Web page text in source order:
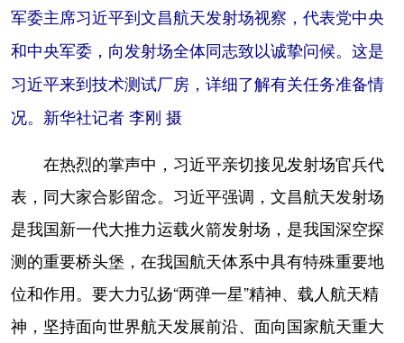
军委主席习近平到文昌航天发射场视察，代表党中央
和中央军委，向发射场全体同志致以诚挚问候。这是
习近平来到技术测试厂房，详细了解有关任务准备情
况。新华社记者 李刚 摄
在热烈的掌声中，习近平亲切接见发射场官兵代
表，同大家合影留念。习近平强调，文昌航天发射场
是我国新一代大推力运载火箭发射场，是我国深空探
测的重要桥头堡，在我国航天体系中具有特殊重要地
位和作用。要大力弘扬“两弹一星”精神、载人航天精
神，坚持面向世界航天发展前沿、面向国家航天重大